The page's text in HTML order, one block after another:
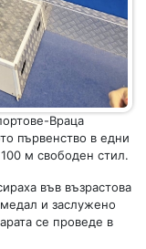
Враца
първенство в едни
м свободен стил.
във възрастова
медал и заслужено
се проведе в